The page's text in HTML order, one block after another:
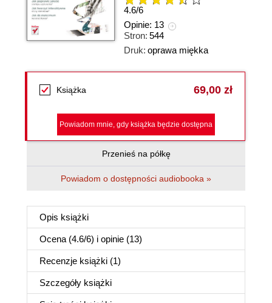
4.6/6
Opinie: 13
Stron: 544
Druk: oprawa miękka
Książka 69,00 zł
Powiadom mnie, gdy książka będzie dostępna
Przenieś na półkę
Powiadom o dostępności audiobooka »
Opis książki
Ocena (4.6/6) i opinie (13)
Recenzje książki (1)
Szczegóły książki